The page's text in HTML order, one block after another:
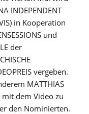
INDEPENDENT
in Kooperation
und
der
vergeben.
MATTHIAS
mit dem Video zu
den Nominierten.